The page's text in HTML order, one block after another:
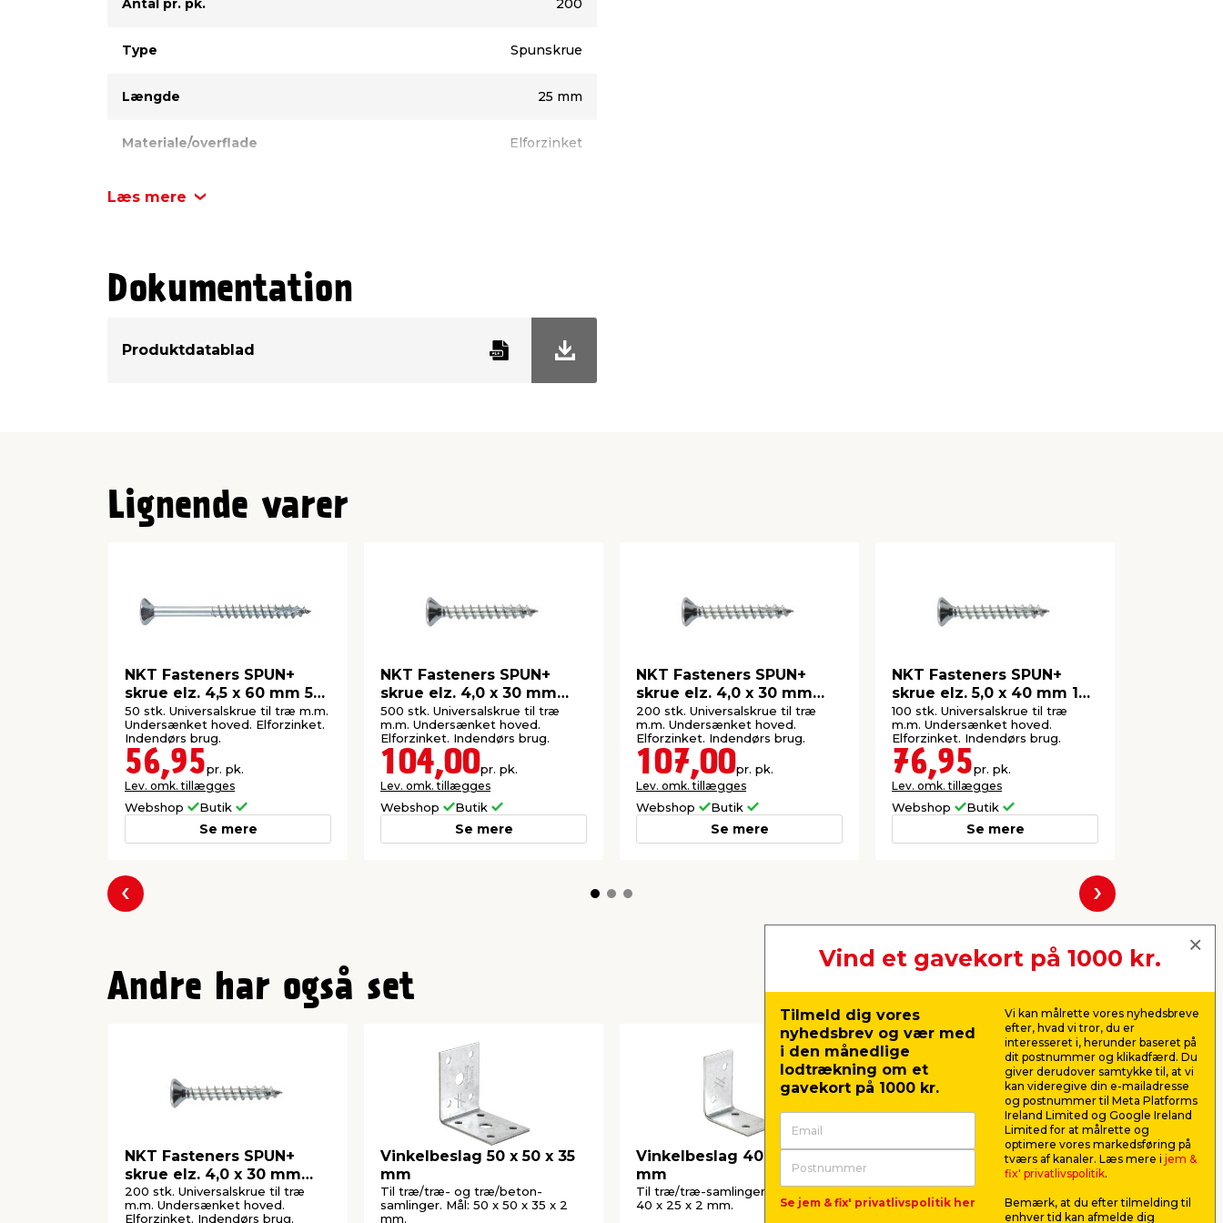
Antal pr. pk.
200
Type Spunskrue
Længde 25 mm
Materiale/overflade Elforzinket
Hovedtype
Læs mere
Dokumentation
Produktdatablad
Lignende varer
NKT Fasteners SPUN+
skrue elz. 4,5 x 60 mm 50
stk.
50 stk. Universalskrue til træ m.m.
Undersænket hoved. Elforzinket.
Indendørs brug.
56,95pr. pk.
Lev. omk. tillægges
Webshop Butik
Se mere
NKT Fasteners SPUN+
skrue elz. 4,0 x 30 mm
500 stk.
500 stk. Universalskrue til træ
m.m. Undersænket hoved.
Elforzinket. Indendørs brug.
104,00pr. pk.
Lev. omk. tillægges
Webshop Butik
Se mere
NKT Fasteners SPUN+
skrue elz. 4,0 x 30 mm
200 stk.
200 stk. Universalskrue til træ
m.m. Undersænket hoved.
Elforzinket. Indendørs brug.
107,00pr. pk.
Lev. omk. tillægges
Webshop Butik
Se mere
NKT Fasteners SPUN+
skrue elz. 5,0 x 40 mm 100
stk.
100 stk. Universalskrue til træ
m.m. Undersænket hoved.
Elforzinket. Indendørs brug.
76,95pr. pk.
Lev. omk. tillægges
Webshop Butik
Se mere
Forrige Næste
Andre har også set
NKT Fasteners SPUN+
skrue elz. 4,0 x 30 mm
200 stk.
200 stk. Universalskrue til træ
m.m. Undersænket hoved.
Elforzinket. Indendørs brug.
Vinkelbeslag 50 x 50 x 35
mm
Til træ/træ- og træ/beton-
samlinger. Mål: 50 x 50 x 35 x 2
mm.
Vinkelbeslag 40 x 40 x 25
mm
Til træ/træ-samlinger. Mål: 40 x
40 x 25 x 2 mm.
Imprægneret forskalling
ru 16 x 100 x 1800 mm
Til beklædning, underlag og lette
udendørs konstruktioner. P1-
Høvlet
vægge og
Høvlet: 21,5
Vind et gavekort på 1000 kr.
Tilmeld dig vores
nyhedsbrev og vær med
i den månedlige
lodtrækning om et
gavekort på 1000 kr.
Se jem & fix' privatlivspolitik her
Vi kan målrette vores nyhedsbreve
efter, hvad vi tror, du er
interesseret i, herunder baseret på
dit postnummer og klikadfærd. Du
giver derudover samtykke til, at vi
kan videregive din e-mailadresse
og postnummer til Meta Platforms
Ireland Limited og Google Ireland
Limited for at målrette og
optimere vores markedsføring på
tværs af kanaler. Læs mere i jem &
fix' privatlivspolitik.
Bemærk, at du efter tilmelding til
enhver tid kan afmelde dig